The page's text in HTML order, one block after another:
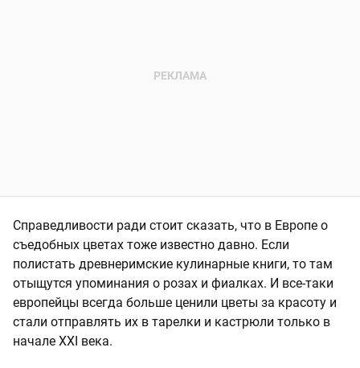
Справедливости ради стоит сказать, что в Европе о
съедобных цветах тоже известно давно. Если
полистать древнеримские кулинарные книги, то там
отыщутся упоминания о розах и фиалках. И все-таки
европейцы всегда больше ценили цветы за красоту и
стали отправлять их в тарелки и кастрюли только в
начале XXI века.